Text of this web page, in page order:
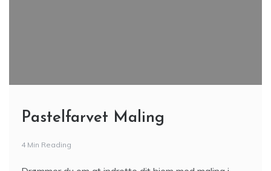
Pastelfarvet Maling
4 Min Reading